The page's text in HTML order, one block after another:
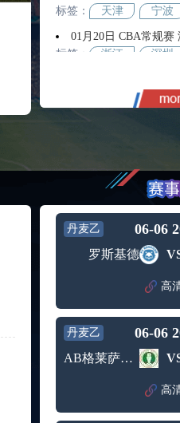
标签：
天津 宁波
01月20日 CBA常规赛 浙江vs深
标签：
浙江 深圳
福建
01月14日 CBA常规赛 浙江vs
新西兰
澳大利
亚男篮
12月01日 男篮世亚预阶段一 韩国男篮
标签： 中国男
韩国男
11月11日 全运男篮半决赛 广东全运男篮
运男篮
10月14日 女篮锦标赛阶段二第3轮 山西女篮
标签： 山西女
四川女
篮
09月12日 男篮欧锦赛半决赛 德国男篮vs芬
标签： 德国男
芬兰男
篮
09月05日 男篮欧锦赛小组赛 西班牙男篮vs
男篮
希腊男
篮
丹麦乙 06-06
罗斯基德
高
丹麦乙 06-06
AB格莱萨克瑟
高